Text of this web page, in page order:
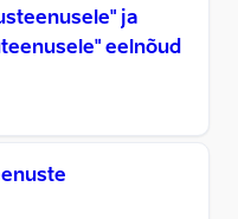
ja
eelnõud